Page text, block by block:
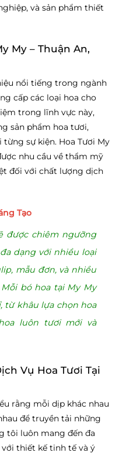
và sản phẩm thiết
My – Thuận An,
nổi tiếng trong ngành
cấp các loại hoa cho
trong lĩnh vực này,
sản phẩm hoa tươi,
sự kiện. Hoa Tươi My
nhu cầu về thẩm mỹ
đối với chất lượng dịch
Tạo
được chiêm ngưỡng
dạng với nhiều loại
mẫu đơn, và nhiều
bó hoa tại My My
từ khâu lựa chọn hoa
luôn tươi mới và
Vụ Hoa Tươi Tại
rằng mỗi dịp khác nhau
để truyền tải những
tôi luôn mang đến đa
thiết kế tinh tế và ý